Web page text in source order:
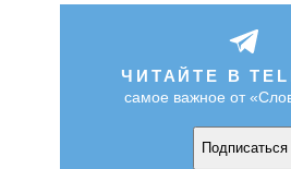
ЧИТАЙТЕ В
самое важное от
Подписаться